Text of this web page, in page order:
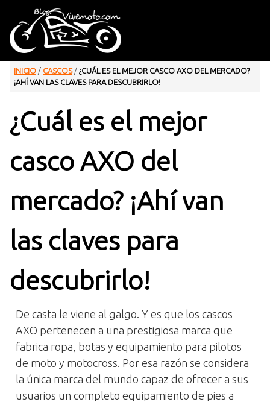
INICIO / CASCOS/ ¿CUÁL ES EL MEJOR CASCO AXO DEL MERCADO?
¡AHÍ VAN LAS CLAVES PARA DESCUBRIRLO!
¿Cuál es el mejor
casco AXO del
mercado? ¡Ahí van
las claves para
descubrirlo!
De casta le viene al galgo. Y es que los cascos
AXO pertenecen a una prestigiosa marca que
fabrica ropa, botas y equipamiento para pilotos
de moto y motocross. Por esa razón se considera
la única marca del mundo capaz de ofrecer a sus
usuarios un completo equipamiento de pies a